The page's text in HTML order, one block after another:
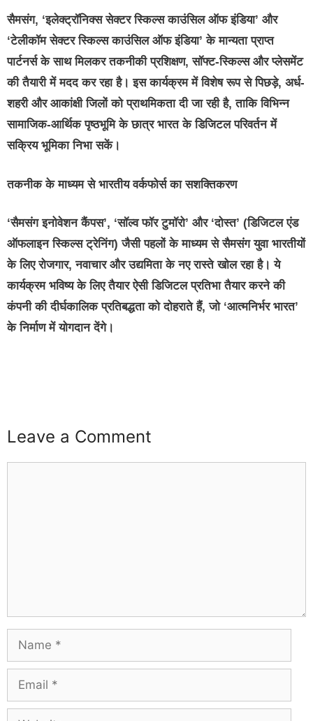
सैमसंग, ‘इलेक्ट्रॉनिक्स सेक्टर स्किल्स काउंसिल ऑफ इंडिया’ और
‘टेलीकॉम सेक्टर स्किल्स काउंसिल ऑफ इंडिया’ के मान्यता प्राप्त
पार्टनर्स के साथ मिलकर तकनीकी प्रशिक्षण, सॉफ्ट-स्किल्स और प्लेसमेंट
की तैयारी में मदद कर रहा है। इस कार्यक्रम में विशेष रूप से पिछड़े, अर्ध-
शहरी और आकांक्षी जिलों को प्राथमिकता दी जा रही है, ताकि विभिन्न
सामाजिक-आर्थिक पृष्ठभूमि के छात्र भारत के डिजिटल परिवर्तन में
सक्रिय भूमिका निभा सकें।
तकनीक के माध्यम से भारतीय वर्कफोर्स का सशक्तिकरण
‘सैमसंग इनोवेशन कैंपस’, ‘सॉल्व फॉर टुमॉरो’ और ‘दोस्त’ (डिजिटल एंड
ऑफलाइन स्किल्स ट्रेनिंग) जैसी पहलों के माध्यम से सैमसंग युवा भारतीयों
के लिए रोजगार, नवाचार और उद्यमिता के नए रास्ते खोल रहा है। ये
कार्यक्रम भविष्य के लिए तैयार ऐसी डिजिटल प्रतिभा तैयार करने की
कंपनी की दीर्घकालिक प्रतिबद्धता को दोहराते हैं, जो ‘आत्मनिर्भर भारत’
के निर्माण में योगदान देंगे।
Leave a Comment